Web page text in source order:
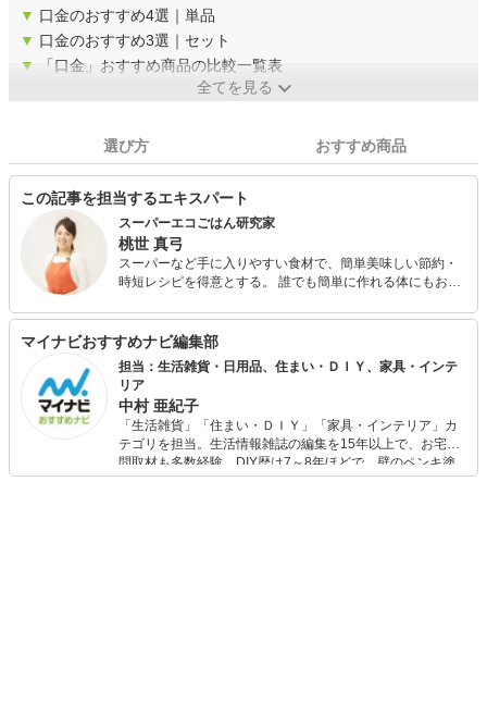
▼ 口金のおすすめ4選｜単品
▼ 口金のおすすめ3選｜セット
▼
「口金」おすすめ商品の比較一覧表
全てを見る
選び方 おすすめ商品
この記事を担当するエキスパート
スーパーエコごはん研究家
桃世 真弓
スーパーなど手に入りやすい食材で、簡単美味しい節約・
時短レシピを得意とする。 誰でも簡単に作れる体にもお財
支持を得ている。 テレビ、雑誌でのレシピ提供、年間500
食以上の食べ比べ、家電キッチンツールの検証、企業向け
の料理講師など幅広く活躍中。また、混ぜるだけの味噌作
り講座を主催し、体に優しい味噌の美味しさを広めてい
る。
マイナビおすすめナビ編集部
担当：生活雑貨・日用品、住まい・ＤＩＹ、家具・インテ
リア
中村 亜紀子
「生活雑貨」「住まい・ＤＩＹ」「家具・インテリア」カ
テゴリを担当。生活情報雑誌の編集を15年以上で、お宅訪
問取材も多数経験。DIY歴は7～8年ほどで、壁のペンキ塗
りや壁紙チェンジなどもチャレンジ済み。初心者でもモノ